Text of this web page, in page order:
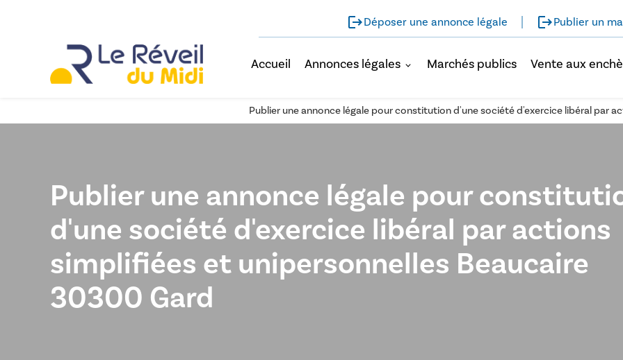
logoutDéposer une annonce légale logoutPublier un
Accueil Annonces légales Marchés publics Vente aux
Publier une annonce légale pour constitution d'une société d'exercice libéral par
Publier une annonce légale pour
d'une société d'exercice libéral par actions
simplifiées et unipersonnelles Beaucaire
30300 Gard